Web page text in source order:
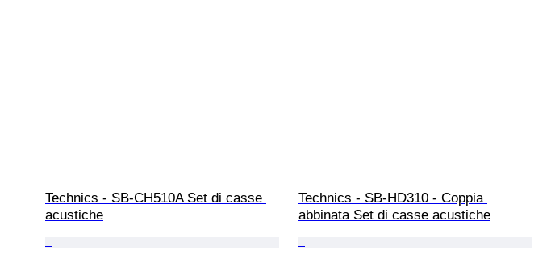
Technics - SB-CH510A Set di casse
acustiche
Technics - SB-HD310 - Coppia
abbinata Set di casse acustiche